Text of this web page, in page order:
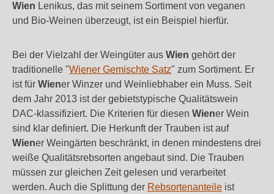
Wien Lenikus, das mit seinem Sortiment von veganen
und Bio-Weinen überzeugt, ist ein Beispiel hierfür.
Bei der Vielzahl der Weingüter aus Wien gehört der
traditionelle "Wiener Gemischte Satz" zum Sortiment. Er
ist für Wiener Winzer und Weinliebhaber ein Muss. Seit
dem Jahr 2013 ist der gebietstypische Qualitätswein
DAC-klassifiziert. Die Kriterien für diesen Wiener Wein
sind klar definiert. Die Herkunft der Trauben ist auf
Wiener Weingärten beschränkt, in denen mindestens drei
weiße Qualitätsrebsorten angebaut sind. Die Trauben
müssen zur gleichen Zeit gelesen und verarbeitet
werden. Auch die Splittung der Rebsortenanteile ist